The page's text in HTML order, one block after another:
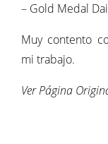
– Gold Medal
Muy contento
mi trabajo.
Ver Página